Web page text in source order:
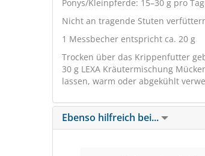
Ponys/Kleinpferde: 15–30 g pro Tag
Nicht an tragende Stuten
1 Messbecher entspricht ca. 20 g
Trocken über das Krippenfutter
30 g LEXA Kräutermischung
lassen, warm oder abgekühlt
Ebenso hilfreich bei...